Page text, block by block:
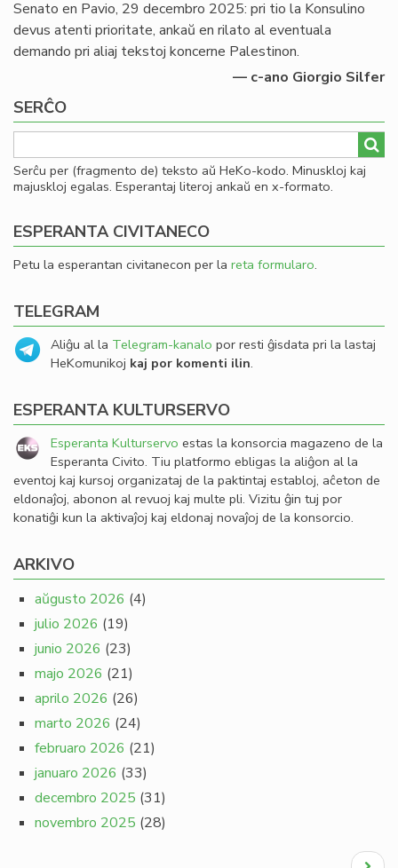
Senato en Pavio, 29 decembro 2025: pri tio la Konsulino
devus atenti prioritate, ankaŭ en rilato al eventuala
demando pri aliaj tekstoj koncerne Palestinon.
— c-ano Giorgio Silfer
SERĈO
Serĉu per (fragmento de) teksto aŭ HeKo-kodo. Minuskloj kaj
majuskloj egalas. Esperantaj literoj ankaŭ en x-formato.
ESPERANTA CIVITANECO
Petu la esperantan civitanecon per la reta formularo.
TELEGRAM
Aliĝu al la Telegram-kanalo por resti ĝisdata pri la lastaj
HeKomunikoj kaj por komenti ilin.
ESPERANTA KULTURSERVO
Esperanta Kulturservo estas la konsorcia magazeno de la
Esperanta Civito. Tiu platformo ebligas la aliĝon al la
eventoj kaj kursoj organizataj de la paktintaj establoj, aĉeton de
eldonaĵoj, abonon al revuoj kaj multe pli. Vizitu ĝin tuj por
konatiĝi kun la aktivaĵoj kaj eldonaj novaĵoj de la konsorcio.
ARKIVO
aŭgusto 2026 (4)
julio 2026 (19)
junio 2026 (23)
majo 2026 (21)
aprilo 2026 (26)
marto 2026 (24)
februaro 2026 (21)
januaro 2026 (33)
decembro 2025 (31)
novembro 2025 (28)